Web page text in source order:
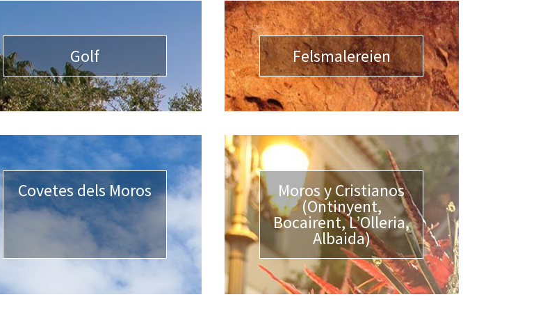
Golf Felsmalereien
Covetes dels Moros Moros y Cristianos
(Ontinyent,
Bocairent, L’Olleria,
Albaida)